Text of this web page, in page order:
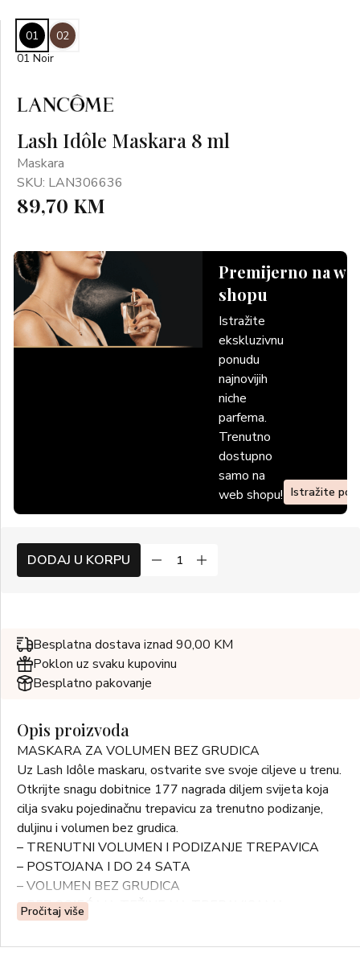
Lash Idôle Maskara 8 ml
Maskara
SKU: LAN306636
89,70 KM
Premijerno na
shopu
Istražite
ekskluzivnu
ponudu
najnovijih
niche
parfema.
Trenutno
dostupno
samo na
web shopu! Istražite
01
02
01 Noir
DODAJ U KORPU
Besplatna dostava iznad 90,00 KM
Poklon uz svaku kupovinu
Besplatno pakovanje
Opis proizvoda
MASKARA ZA VOLUMEN BEZ GRUDICA
Uz Lash Idôle maskaru, ostvarite sve svoje ciljeve u trenu.
Otkrijte snagu dobitnice 177 nagrada diljem svijeta koja
cilja svaku pojedinačnu trepavicu za trenutno podizanje,
duljinu i volumen bez grudica.
– TRENUTNI VOLUMEN I PODIZANJE TREPAVICA
– POSTOJANA I DO 24 SATA
– VOLUMEN BEZ GRUDICA
– BEZ OSJEĆAJA TEŽINE NA TREPAVICAMA
Pročitaj više